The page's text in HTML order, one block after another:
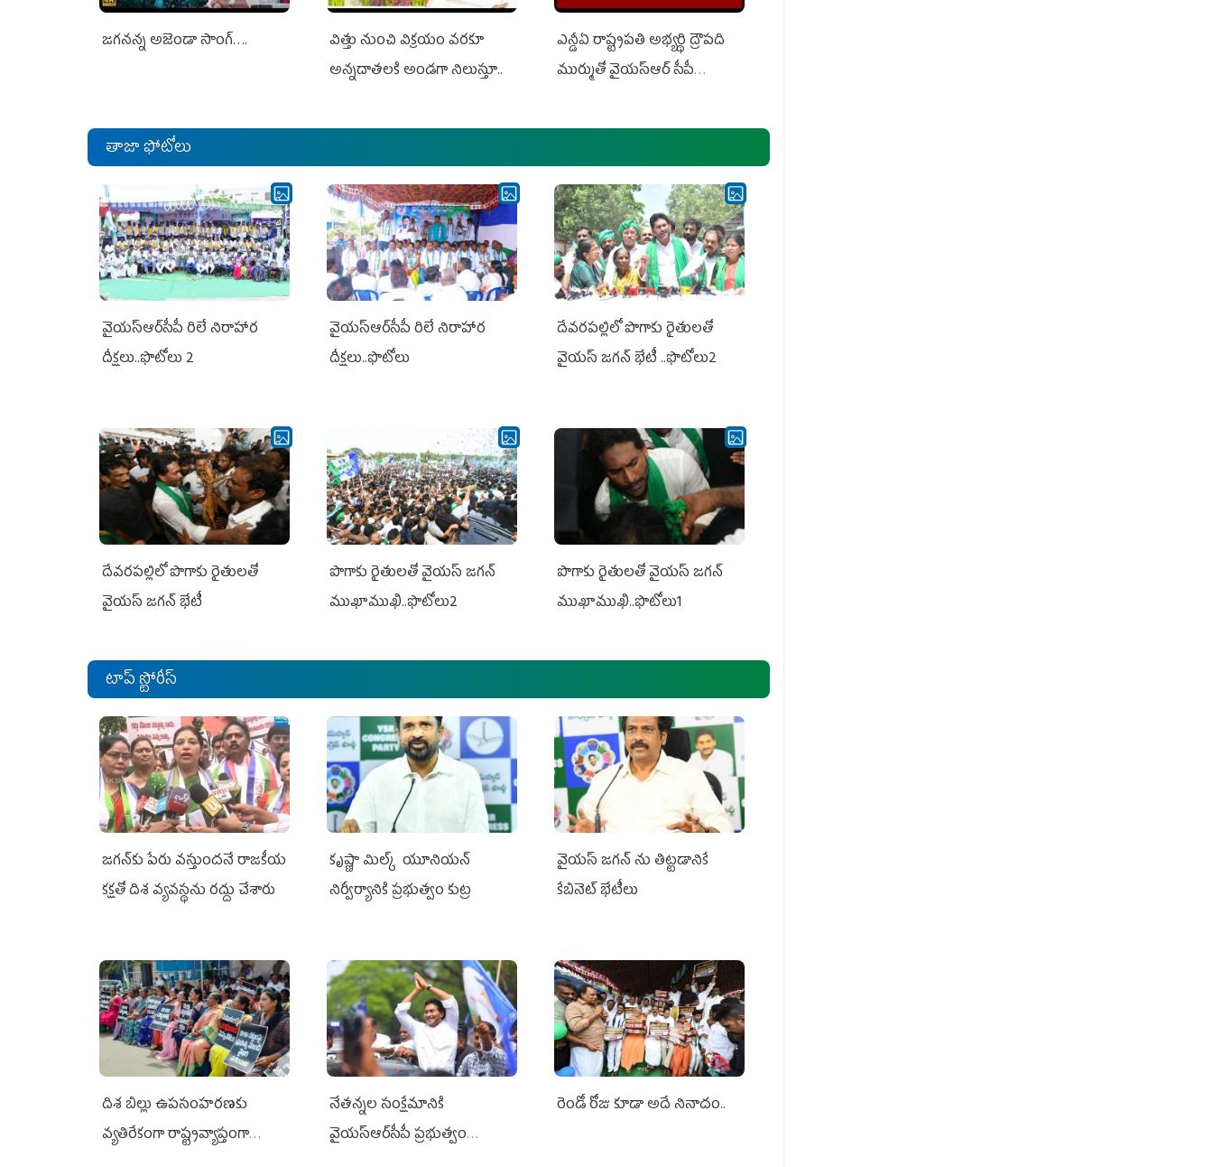
జగనన్న అజెండా సాంగ్….
విత్తు నుంచి విక్రయం వరకూ
అన్నదాతలకి అండగా నిలుస్తూ..
ఎన్డీఏ రాష్ట్ర‌ప‌తి అభ్య‌ర్థి ద్రౌప‌ది
ముర్ముతో వైయ‌స్ఆర్ సీపీ
ఎమ్మెల్యేలు, ఎంపీల స‌మావేశం
తాజా ఫోటోలు
వైయ‌స్ఆర్‌సీపీ రిలే నిరాహార
దీక్షలు..ఫొటోలు 2
వైయ‌స్ఆర్‌సీపీ రిలే నిరాహార
దీక్షలు..ఫొటోలు
దేవరపల్లిలో పొగాకు రైతులతో
వైయస్ జగన్ భేటీ ..ఫొటోలు2
దేవరపల్లిలో పొగాకు రైతులతో
వైయస్ జగన్ భేటీ
పొగాకు రైతుల‌తో వైయ‌స్ జ‌గ‌న్
ముఖాముఖి..ఫొటోలు2
పొగాకు రైతుల‌తో వైయ‌స్ జ‌గ‌న్
ముఖాముఖి..ఫొటోలు1
టాప్ స్టోరీస్
జగన్‌కు పేరు వస్తుందనే రాజకీయ
కక్షతో దిశ వ్య‌వ‌స్థ‌ను రద్దు చేశారు
కృష్ణా మిల్క్‌ యూనియన్‌
నిర్వీర్యానికి ప్రభుత్వం కుట్ర
వైయ‌స్ జగన్‌ ను తిట్టడానికే
కేబినెట్‌ భేటీలు
దిశ బిల్లు ఉపసంహరణకు
వ్యతిరేకంగా రాష్ట్రవ్యాప్తంగా
నేతన్నల సంక్షేమానికి
వైయ‌స్ఆర్‌సీపీ ప్రభుత్వం
రెండో రోజు కూడా అదే నినాదం..